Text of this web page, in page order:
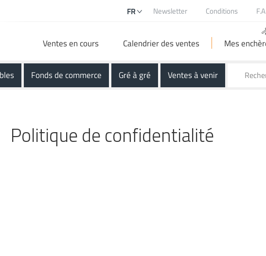
FR Newsletter Conditions
Ventes en cours Calendrier des ventes Mes
Fonds de commerce Gré à gré Ventes à venir
Politique de confidentialité